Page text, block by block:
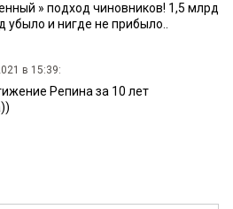
» подход чиновников! 1,5 млрд
убыло и нигде не прибыло..
в 15:39:
Репина за 10 лет